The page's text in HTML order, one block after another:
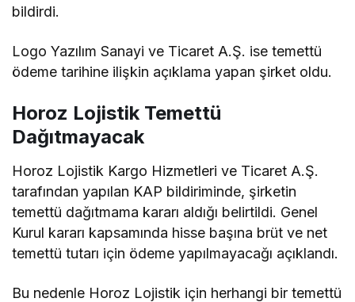
bildirdi.
Logo Yazılım Sanayi ve Ticaret A.Ş. ise temettü
ödeme tarihine ilişkin açıklama yapan şirket oldu.
Horoz Lojistik Temettü
Dağıtmayacak
Horoz Lojistik Kargo Hizmetleri ve Ticaret A.Ş.
tarafından yapılan KAP bildiriminde, şirketin
temettü dağıtmama kararı aldığı belirtildi. Genel
Kurul kararı kapsamında hisse başına brüt ve net
temettü tutarı için ödeme yapılmayacağı açıklandı.
Bu nedenle Horoz Lojistik için herhangi bir temettü